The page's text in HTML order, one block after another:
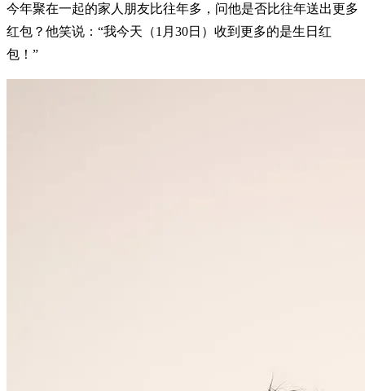
今年聚在一起的家人朋友比往年多，问他是否比往年送出更多
红包？他笑说：“我今天（1月30日）收到更多的是生日红
包！”